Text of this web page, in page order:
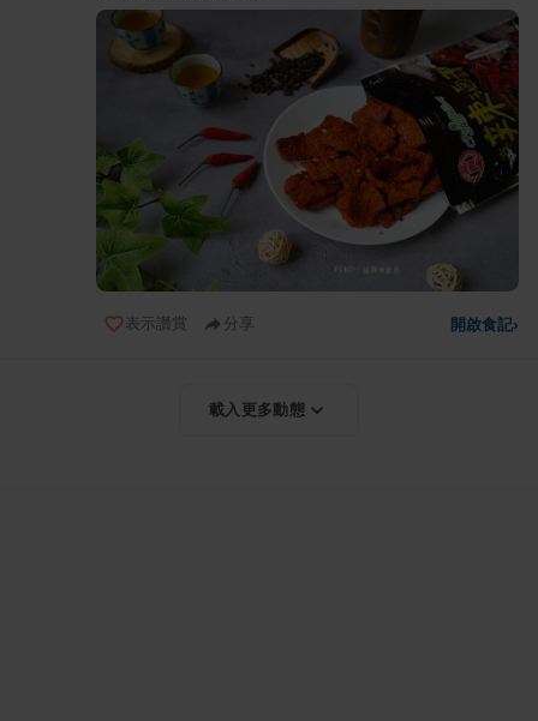
表示讚賞 分享 開啟食記›
載入更多動態